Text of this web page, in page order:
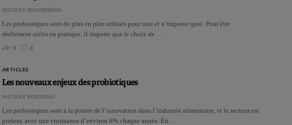
NICOLAS GUGGENBÜHL
Les probiotiques sont de plus en plus utilisés pour tout et n’importe quoi. Pour être
réellement utiles en pratique, il importe que le choix de …
0
0
ARTICLES
Les nouveaux enjeux des probiotiques
NICOLAS ROUSSEAU
Les probiotiques sont à la pointe de l’innovation dans l’industrie alimentaire, et le secteur est
porteur, avec une croissance d’environ 6% chaque année. En…